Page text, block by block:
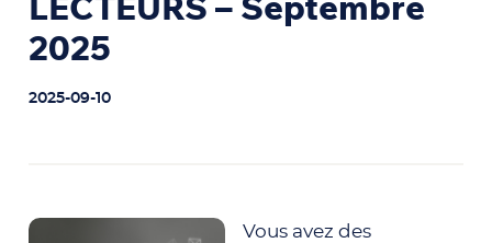
LECTEURS – Septembre
2025
2025-09-10
Vous avez des